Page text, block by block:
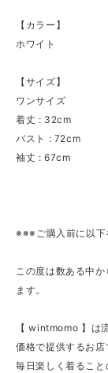
【カラー】
ホワイト
【サイズ】
ワンサイズ
着丈 : 32cm
バスト : 72cm
袖丈 : 67cm
※※※ご購入前に以
この度は数ある中
ます。
【 wintmomo 】は
価格で提供するお店
毎日楽しく着ること